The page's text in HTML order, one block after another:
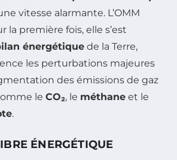
vitesse alarmante. L’OMM
la première fois, elle s’est
énergétique de la Terre,
les perturbations majeures
des émissions de gaz
le CO₂, le méthane et le
.
ÉNERGÉTIQUE